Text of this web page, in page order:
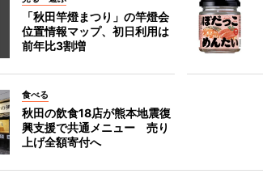
「秋田竿燈まつり」の竿燈会
位置情報マップ、初日利用は
前年比3割増
食べる
秋田の飲食18店が熊本地震復
興支援で共通メニュー 売り
上げ全額寄付へ